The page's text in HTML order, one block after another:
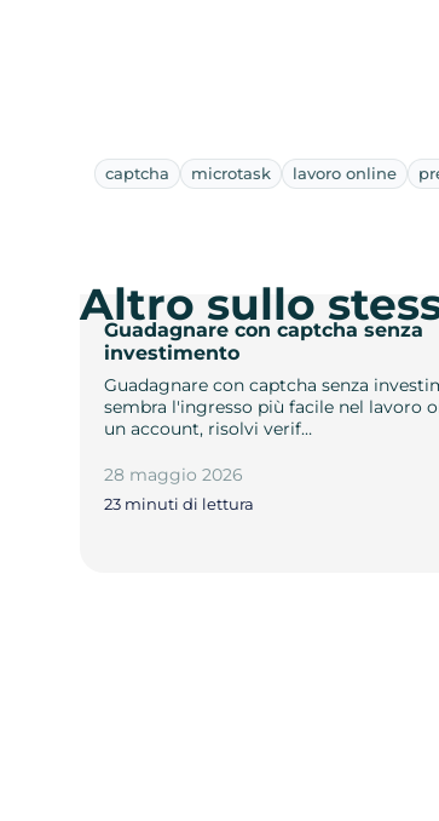
captcha microtask lavoro online
Guadagnare con captcha senza
investimento
Guadagnare con captcha senza
sembra l'ingresso più facile nel lavoro
un account, risolvi verif…
28 maggio 2026
23 minuti di lettura
Altro sullo